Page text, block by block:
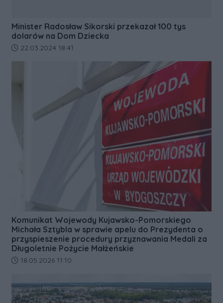
Minister Radosław Sikorski przekazał 100 tys
dolarów na Dom Dziecka
Data dodania artykułu:
22.03.2024 18:41
Komunikat Wojewody Kujawsko-Pomorskiego
Michała Sztybla w sprawie apelu do Prezydenta o
przyspieszenie procedury przyznawania Medali za
Długoletnie Pożycie Małżeńskie
Data dodania artykułu:
18.05.2026 11:10